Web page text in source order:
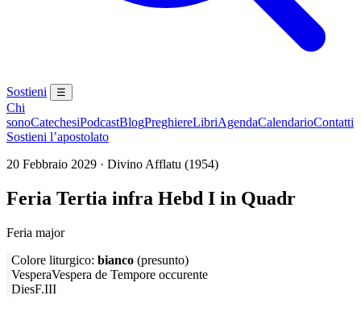
Sostieni ☰
Chi
sonoCatechesiPodcastBlogPreghiereLibriAgendaCalendarioContatti
Sostieni l’apostolato
20 Febbraio 2029 · Divino Afflatu (1954)
Feria Tertia infra Hebd I in Quadr
Feria major
Colore liturgico: bianco (presunto)
VesperaVespera de Tempore occurente
DiesF.III